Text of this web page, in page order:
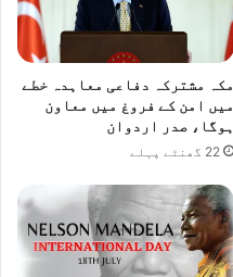
مکہ مشترکہ دفاعی معاہدہ خطے
میں امن کے فروغ میں معاون
ہوگا، صدر اردوان
22 گھنٹے پہلے